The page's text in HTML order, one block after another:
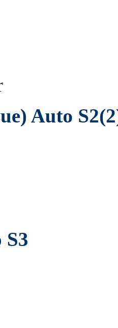
Auto